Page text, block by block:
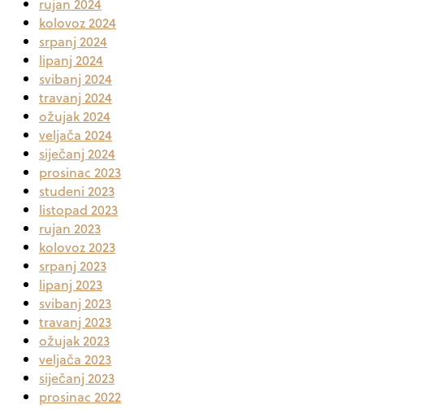
kolovoz 2024
srpanj 2024
lipanj 2024
svibanj 2024
travanj 2024
ožujak 2024
veljača 2024
siječanj 2024
prosinac 2023
studeni 2023
listopad 2023
rujan 2023
kolovoz 2023
srpanj 2023
lipanj 2023
svibanj 2023
travanj 2023
ožujak 2023
veljača 2023
siječanj 2023
prosinac 2022